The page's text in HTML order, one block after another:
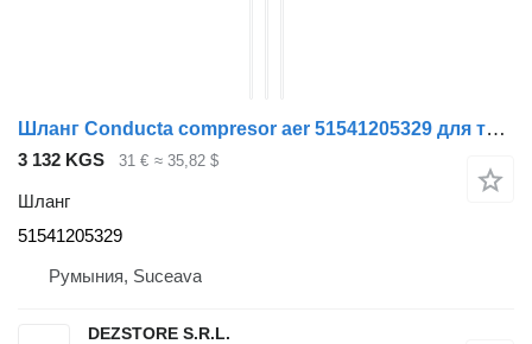
Шланг Conducta compresor aer 51541205329 для тягача MAN TGM
3 132 KGS 31 € ≈ 35,82 $
Шланг
51541205329
Румыния, Suceava
DEZSTORE S.R.L.